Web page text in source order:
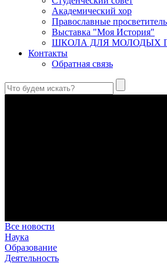
Академический хор
Православные
Выставка "Моя История"
ШКОЛА ДЛЯ МОЛОДЫХ
Контакты
Обратная связь
Все новости
Наука
Образование
Деятельность